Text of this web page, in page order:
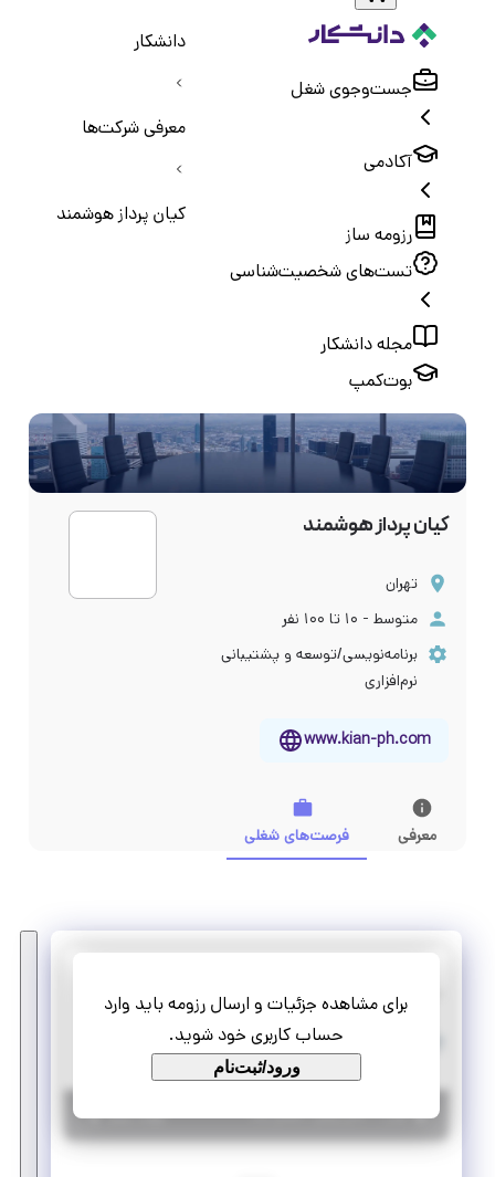
جست‌و‌جوی شغل
آکادمی
رزومه ساز
تست‌های شخصیت‌شناسی
مجله دانشکار
بوت‌کمپ
دانشکار
معرفی شرکت‌ها
کیان پرداز هوشمند
کیان پرداز هوشمند
تهران
متوسط - ۱۰ تا ۱۰۰ نفر
برنامه‌نویسی/توسعه و پشتیبانی
نرم‌افزاری
www.kian-ph.com
معرفی فرصت‌های شغلی
برای مشاهده جزئیات و ارسال رزومه باید وارد
حساب کاربری خود شوید.
ورود/ثبت‌نام
استخدام کارشناس اداری (اجرایی)
تمام وقت دورکاری
تهران |۱ سال پیش | منقضی شده جزئیات بیشتر